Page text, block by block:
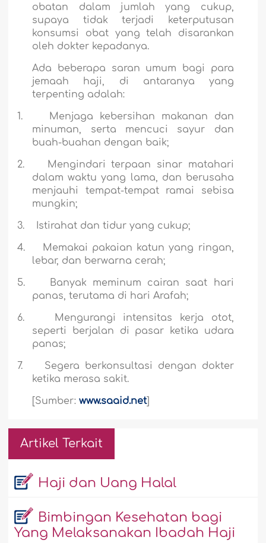
obatan dalam jumlah yang cukup,
supaya tidak terjadi keterputusan
konsumsi obat yang telah disarankan
oleh dokter kepadanya.
Ada beberapa saran umum bagi para
jemaah haji, di antaranya yang
terpenting adalah:
1.
Menjaga kebersihan makanan dan
minuman, serta mencuci sayur dan
buah-buahan dengan baik;
2.
Mengindari terpaan sinar matahari
dalam waktu yang lama, dan berusaha
menjauhi tempat-tempat ramai sebisa
mungkin;
3. Istirahat dan tidur yang cukup;
4.
Memakai pakaian katun yang ringan,
lebar, dan berwarna cerah;
5.
Banyak meminum cairan saat hari
panas, terutama di hari Arafah;
6.
Mengurangi intensitas kerja otot,
seperti berjalan di pasar ketika udara
panas;
7.
Segera berkonsultasi dengan dokter
ketika merasa sakit.
[Sumber:www.saaid.net]
Artikel Terkait
Haji dan Uang Halal
Bimbingan Kesehatan bagi
Yang Melaksanakan Ibadah Haji